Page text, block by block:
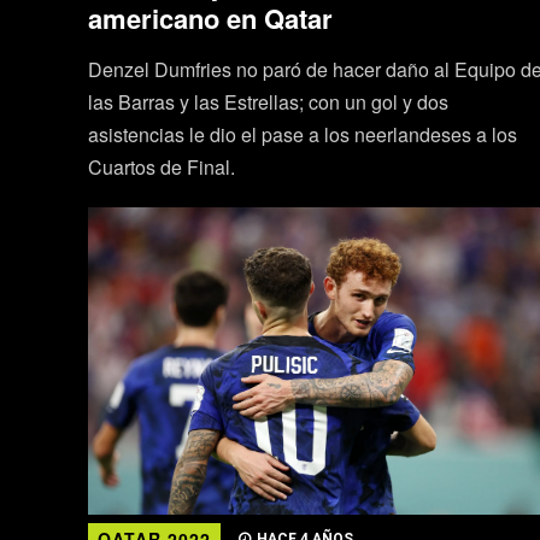
americano en Qatar
Denzel Dumfries no paró de hacer daño al Equipo
las Barras y las Estrellas; con un gol y dos
asistencias le dio el pase a los neerlandeses a los
Cuartos de Final.